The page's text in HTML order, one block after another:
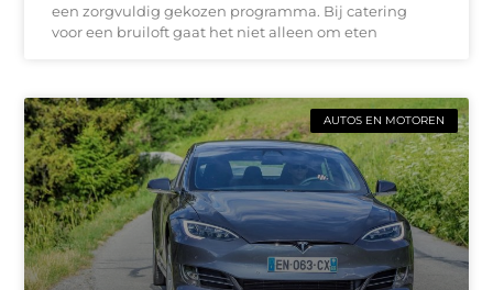
een zorgvuldig gekozen programma. Bij catering
voor een bruiloft gaat het niet alleen om eten
AUTOS EN MOTOREN